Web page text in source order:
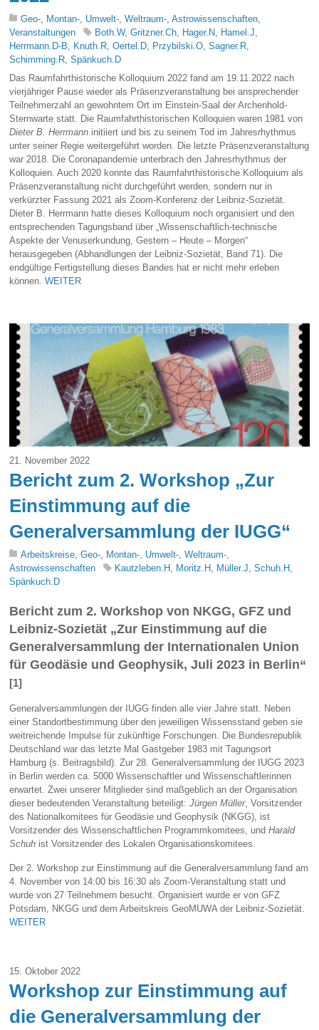
Geo-, Montan-, Umwelt-, Weltraum-, Astrowissenschaften,
Veranstaltungen
Both.W,Gritzner.Ch, Hager.N, Hamel.J,
Herrmann.D-B, Knuth.R,Oertel.D, Przybilski.O,Sagner.R,
Schimming.R,Spänkuch.D
Das Raumfahrthistorische Kolloquium 2022 fand am 19.11.2022 nach
vierjähriger Pause wieder als Präsenzveranstaltung bei ansprechender
Teilnehmerzahl an gewohntem Ort im Einstein-Saal der Archenhold-
Sternwarte statt. Die Raumfahrthistorischen Kolloquien waren 1981 von
Dieter B. Herrmann initiiert und bis zu seinem Tod im Jahresrhythmus
unter seiner Regie weitergeführt worden. Die letzte Präsenzveranstaltung
war 2018. Die Coronapandemie unterbrach den Jahresrhythmus der
Kolloquien. Auch 2020 konnte das Raumfahrthistorische Kolloquium als
Präsenzveranstaltung nicht durchgeführt werden, sondern nur in
verkürzter Fassung 2021 als Zoom-Konferenz der Leibniz-Sozietät.
Dieter B. Herrmann hatte dieses Kolloquium noch organisiert und den
entsprechenden Tagungsband über „Wissenschaftlich-technische
Aspekte der Venuserkundung, Gestern – Heute – Morgen“
herausgegeben (Abhandlungen der Leibniz-Sozietät, Band 71). Die
endgültige Fertigstellung dieses Bandes hat er nicht mehr erleben
können.WEITER
21. November 2022
Bericht zum 2. Workshop „Zur
Einstimmung auf die
Generalversammlung der IUGG“
Arbeitskreise ,Geo-, Montan-, Umwelt-, Weltraum-,
Astrowissenschaften
Kautzleben.H Moritz.H Müller.J ,Schuh.H
Spänkuch.D
Bericht zum 2. Workshop von NKGG, GFZ und
Leibniz-Sozietät „Zur Einstimmung auf die
Generalversammlung der Internationalen Union
für Geodäsie und Geophysik, Juli 2023 in Berlin“
[1]
Generalversammlungen der IUGG finden alle vier Jahre statt. Neben
einer Standortbestimmung über den jeweiligen Wissensstand geben sie
weitreichende Impulse für zukünftige Forschungen. Die Bundesrepublik
Deutschland war das letzte Mal Gastgeber 1983 mit Tagungsort
Hamburg (s. Beitragsbild). Zur 28. Generalversammlung der IUGG 2023
in Berlin werden ca. 5000 Wissenschaftler und Wissenschaftlerinnen
erwartet. Zwei unserer Mitglieder sind maßgeblich an der Organisation
dieser bedeutenden Veranstaltung beteiligt:Jürgen Müller, Vorsitzender
des Nationalkomitees für Geodäsie und Geophysik (NKGG), ist
Vorsitzender des Wissenschaftlichen Programmkomitees, undHarald
Schuh ist Vorsitzender des Lokalen Organisationskomitees.
Der 2. Workshop zur Einstimmung auf die Generalversammlung fand am
4. November von 14:00 bis 16:30 als Zoom-Veranstaltung statt und
wurde von 27 Teilnehmern besucht. Organisiert wurde er von GFZ
Potsdam, NKGG und dem Arbeitskreis GeoMUWA der Leibniz-Sozietät.
WEITER
15. Oktober 2022
Workshop zur Einstimmung auf
die Generalversammlung der